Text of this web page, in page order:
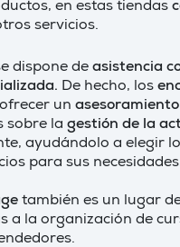
en estas tiendas
servicios.
dispone de asistencia
De hecho, los
un
sobre la gestión de la
ayudándolo a elegir
para sus
también es un lugar
a la organización de